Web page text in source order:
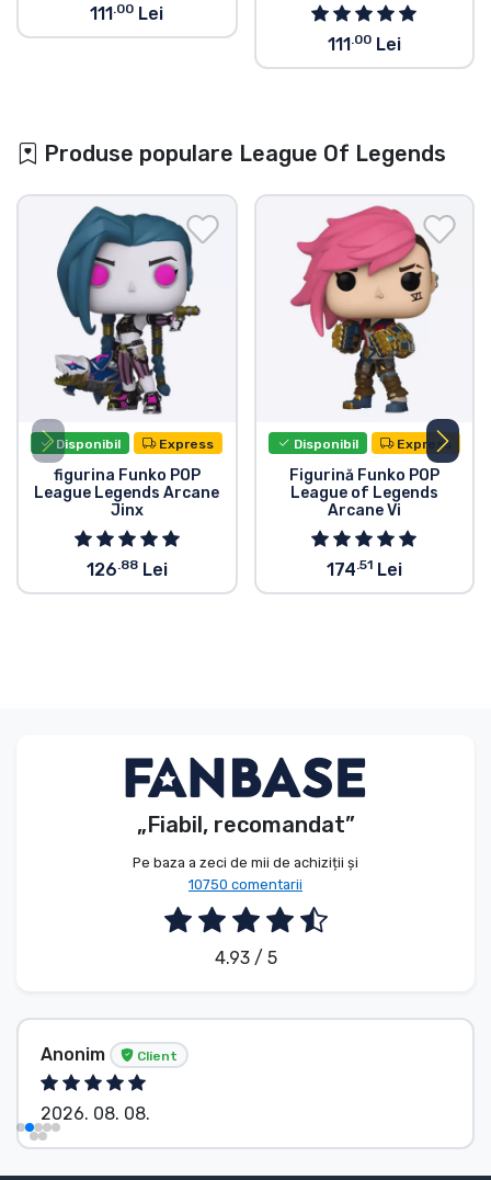
111 .00 Lei
111.00Lei
Produse populare League Of Legends
Disponibil Express
figurina Funko POP
League Legends Arcane
Jinx
126.88Lei
Disponibil Express
Figurină Funko POP
League of Legends
Arcane Vi
174.51Lei
„Fiabil, recomandat”
Pe baza a zeci de mii de achiziții și
10750 comentarii
4.93 / 5
Anonim Client
2026. 08. 08.